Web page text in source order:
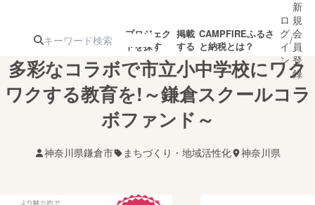
プロジェク
トを探す
注目の新着プロ募集終了が近いプ
掲載
する
CAMPFIREふるさ
と納税とは？
ロ
グ
イ
ン
/
新
規
会
員
登
録
多彩なコラボで市立小中学校にワク
ワクする教育を!～鎌倉スクールコラ
ボファンド～
神奈川県鎌倉市 まちづくり・地域活性化 神奈川県